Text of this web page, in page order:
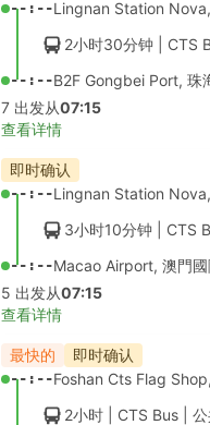
--:--Lingnan Station
2小时30分钟 | CTS
--:--B2F Gongbei Port, 珠
7 出发从07:15
查看详情
即时确认
--:--Lingnan Station
3小时10分钟 | CTS
--:--Macao Airport, 澳門
5 出发从07:15
查看详情
最快的 即时确认
--:--Foshan Cts Flag
2小时 | CTS Bus